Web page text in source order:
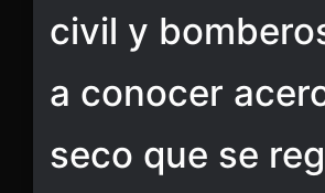
civil y
a conocer
seco que se